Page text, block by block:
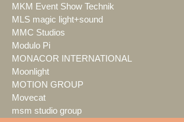
MKM Event Show Technik
MLS magic light+sound
MMC Studios
Modulo Pi
MONACOR INTERNATIONAL
Moonlight
MOTION GROUP
Movecat
msm studio group